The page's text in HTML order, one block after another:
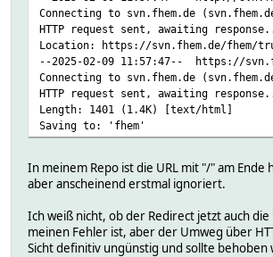
Connecting to svn.fhem.de
HTTP request sent, awaiting
Location: https://svn.fhem.de/fhem/
--2025-02-09 11:57:47-- https://
Connecting to svn.fhem.de
HTTP request sent, awaiting
Length: 1401 (1.4K) [text/html]
Saving to: 'fhem'
In meinem Repo ist die URL mit "/" am
aber anscheinend erstmal ignoriert.
Ich weiß nicht, ob der Redirect jetzt auch
meinen Fehler ist, aber der Umweg über
Sicht definitiv ungünstig und sollte behoben